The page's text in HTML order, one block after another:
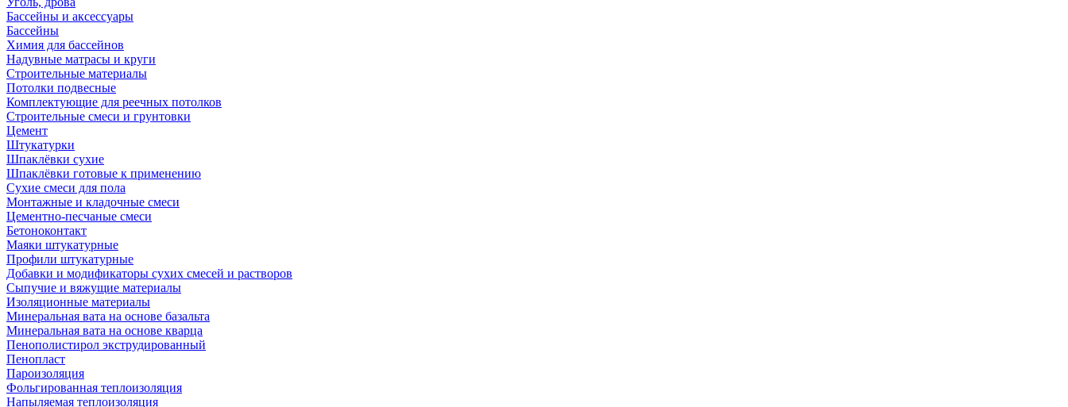
Бассейны и аксессуары
Бассейны
Химия для бассейнов
Надувные матрасы и круги
Строительные материалы
Потолки подвесные
Комплектующие для реечных потолков
Строительные смеси и грунтовки
Цемент
Штукатурки
Шпаклёвки сухие
Шпаклёвки готовые к применению
Сухие смеси для пола
Монтажные и кладочные смеси
Цементно-песчаные смеси
Бетоноконтакт
Маяки штукатурные
Профили штукатурные
Добавки и модификаторы сухих смесей и растворов
Сыпучие и вяжущие материалы
Изоляционные материалы
Минеральная вата на основе базальта
Минеральная вата на основе кварца
Пенополистирол экструдированный
Пенопласт
Пароизоляция
Фольгированная теплоизоляция
Напыляемая теплоизоляция